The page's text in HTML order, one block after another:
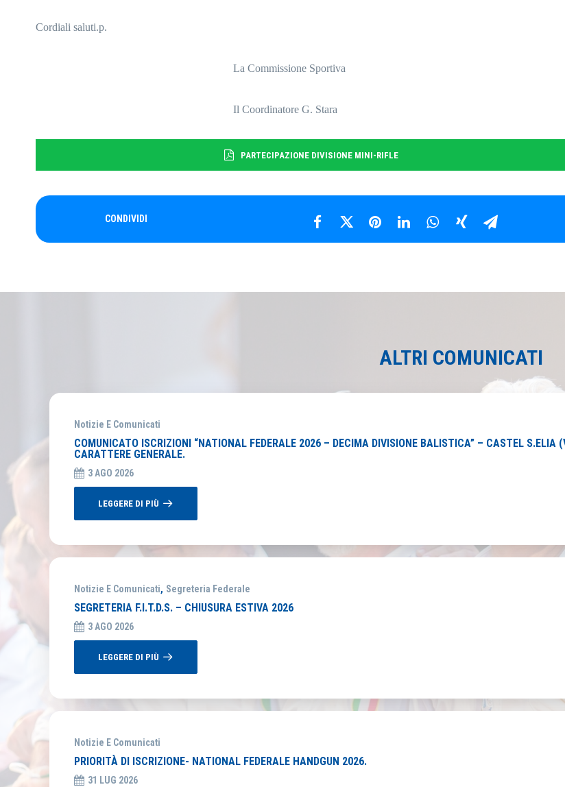
Cordiali saluti.p.
La Commissione Sportiva
Il Coordinatore G. Stara
PARTECIPAZIONE DIVISIONE MINI-RIFLE
CONDIVIDI
ALTRI COMUNICATI
Notizie E Comunicati
COMUNICATO ISCRIZIONI “NATIONAL FEDERALE 2026 – DECIMA DIVISIONE BALISTICA” – CASTEL
CARATTERE GENERALE.
3 AGO 2026
LEGGERE DI PIÙ
Notizie E Comunicati, Segreteria Federale
SEGRETERIA F.I.T.D.S. – CHIUSURA ESTIVA 2026
3 AGO 2026
LEGGERE DI PIÙ
Notizie E Comunicati
PRIORITÀ DI ISCRIZIONE- NATIONAL FEDERALE HANDGUN 2026.
31 LUG 2026